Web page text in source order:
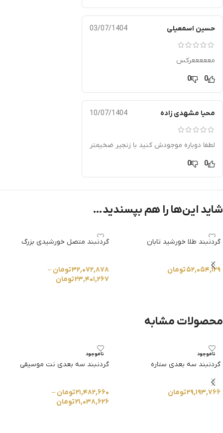
حسین اسمعیلی 03/07/1404
معععععرکس
0
0
محیا مشهدی زاده 10/07/1404
لطفا دوباره موجودش کنید با زنجیر ضخیمتر
0
0
شاید این‌ها را هم بپسندید…
گردنبند طلا خورشید تابان
۵۲,۰۵۴,۱۲۹تومان
گردنبند متصل خورشیدی بزرگ
۳۲,۰۷۲,۸۷۸تومان –
۲۳,۴۰۱,۲۶۷تومان
محصولات مشابه
ناموجود
گردنبند سه بعدی ستاره
۲۹,۱۹۳,۷۶۶تومان
ناموجود
گردنبند سه بعدی نت موسیقی
۲۱,۴۸۲,۶۶۰تومان –
۲۱,۰۳۸,۶۲۶تومان